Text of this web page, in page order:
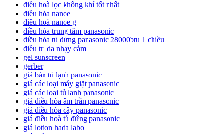
điều hoà lọc không khí tốt nhất
điều hòa nanoe
điều hoà nanoe g
điều hòa trung tâm panasonic
điều hòa tủ đứng panasonic 28000btu 1 chiều
điều trị da nhạy cảm
gel sunscreen
gerber
giá bán tủ lạnh panasonic
giá các loại máy giặt panasonic
giá các loại tủ lạnh panasonic
giá điều hòa âm trần panasonic
giá điều hòa cây panasonic
giá điều hoà tủ đứng panasonic
giá lotion hada labo